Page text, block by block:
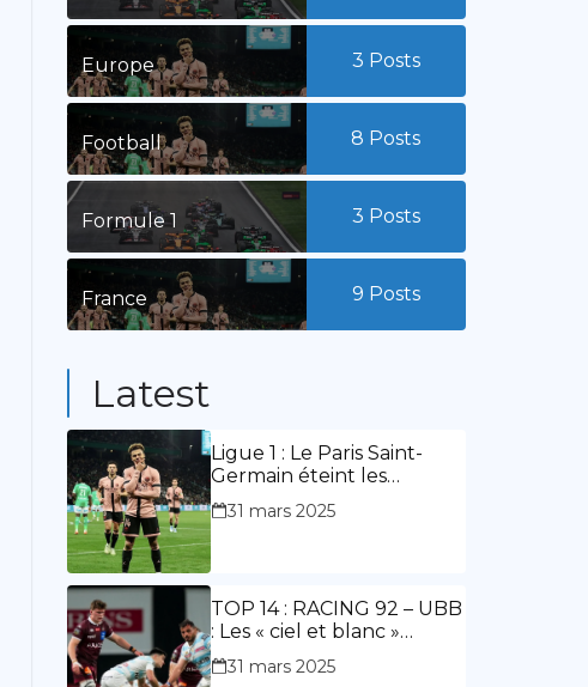
Europe 3 Posts
Football 8 Posts
Formule 1 3 Posts
France 9 Posts
Latest
Ligue 1 : Le Paris Saint-
Germain éteint les
lumières du stade
Geoffroy Guichard. Stassin
31 mars 2025
TOP 14 : RACING 92 – UBB
: Les « ciel et blanc »
renouent avec la victoire
31 mars 2025